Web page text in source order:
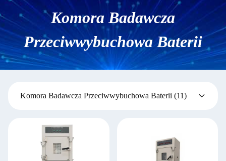
Komora Badawcza
Przeciwwybuchowa Baterii
Komora Badawcza Przeciwwybuchowa Baterii (11)